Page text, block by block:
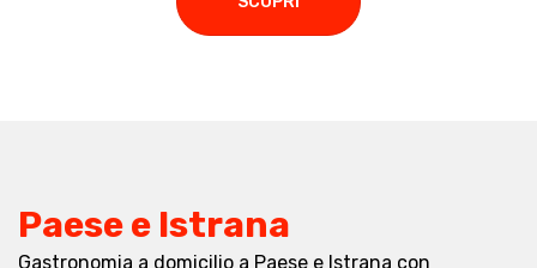
Paese e Istrana
Gastronomia a domicilio a Paese e Istrana con